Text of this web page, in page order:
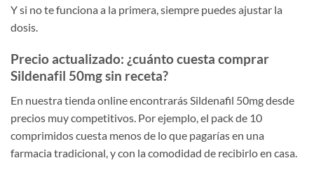
Y si no te funciona a la primera, siempre puedes ajustar la
dosis.
Precio actualizado: ¿cuánto cuesta comprar
Sildenafil 50mg sin receta?
En nuestra tienda online encontrarás Sildenafil 50mg desde
precios muy competitivos. Por ejemplo, el pack de 10
comprimidos cuesta menos de lo que pagarías en una
farmacia tradicional, y con la comodidad de recibirlo en casa.